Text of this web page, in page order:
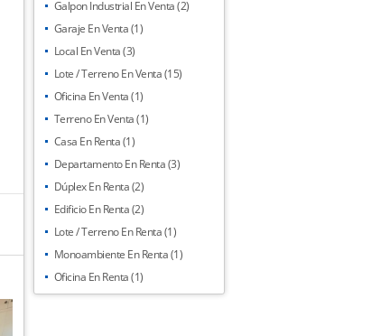
Galpon Industrial En Venta (2)
Garaje En Venta (1)
Local En Venta (3)
Lote / Terreno En Venta (15)
Oficina En Venta (1)
Terreno En Venta (1)
Casa En Renta (1)
Departamento En Renta (3)
Dúplex En Renta (2)
Edificio En Renta (2)
Lote / Terreno En Renta (1)
Monoambiente En Renta (1)
Oficina En Renta (1)